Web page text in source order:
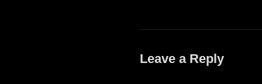
Leave a Reply